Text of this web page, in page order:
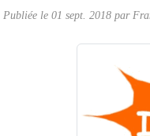
Publiée le 01 sept. 2018 par